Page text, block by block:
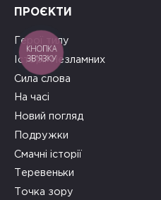
ПРОЄКТИ
Герої тилу
Історії Незламних
Сила слова
На часі
Новий погляд
Подружки
Смачні історії
Теревеньки
Точка зору
КНОПКА
ЗВ'ЯЗКУ